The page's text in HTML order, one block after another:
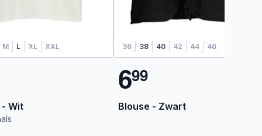
M L XL XXL
Wit
36 38 40 42 44 46
699
Blouse - Zwart